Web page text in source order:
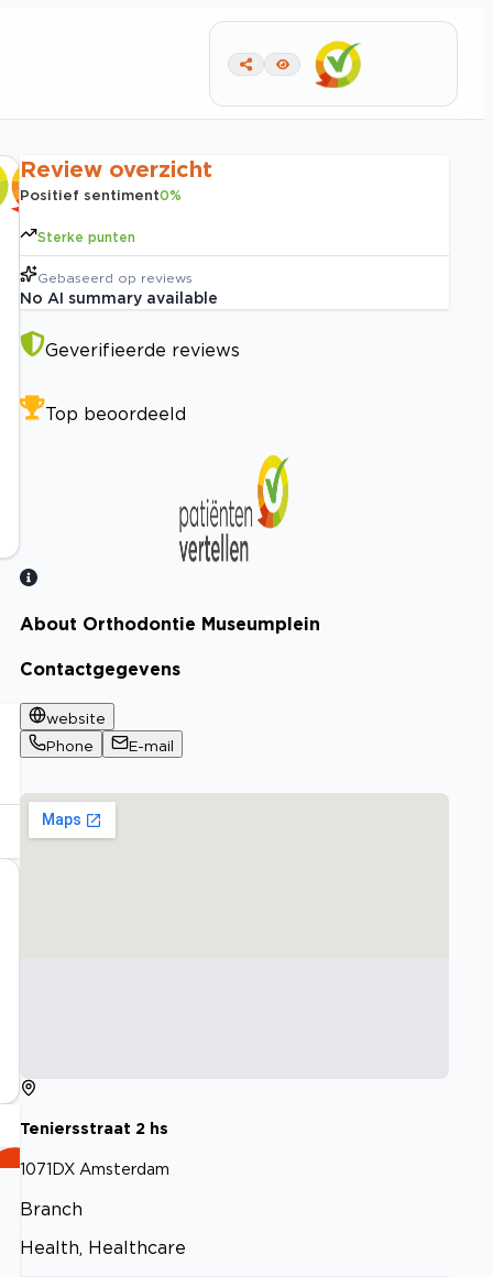
Review overzicht
Positief sentiment0%
Sterke punten
Gebaseerd op reviews
No AI summary available
Geverifieerde reviews
Top beoordeeld
Bekijk certificaat
About Orthodontie Museumplein
Contactgegevens
website
Phone
E-mail
Teniersstraat 2 hs
1071DX Amsterdam
Branch
Health, Healthcare